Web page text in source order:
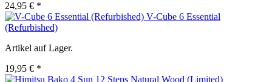
24,95 € *
V-Cube 6 Essential
(Refurbished)
Artikel auf Lager.
19,95 € *